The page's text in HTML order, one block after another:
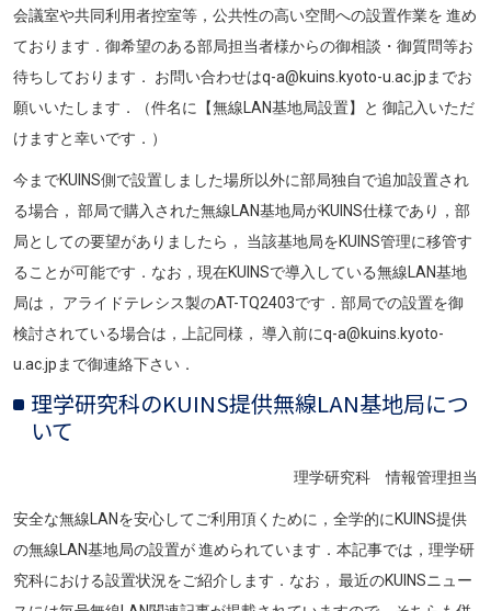
会議室や共同利用者控室等，公共性の高い空間への設置作業を 進め
ております．御希望のある部局担当者様からの御相談・御質問等お
待ちしております． お問い合わせはq-a@kuins.kyoto-u.ac.jpまでお
願いいたします．（件名に【無線LAN基地局設置】と 御記入いただ
けますと幸いです．）
今までKUINS側で設置しました場所以外に部局独自で追加設置され
る場合， 部局で購入された無線LAN基地局がKUINS仕様であり，部
局としての要望がありましたら， 当該基地局をKUINS管理に移管す
ることが可能です．なお，現在KUINSで導入している無線LAN基地
局は， アライドテレシス製のAT-TQ2403です．部局での設置を御
検討されている場合は，上記同様， 導入前にq-a@kuins.kyoto-
u.ac.jpまで御連絡下さい．
理学研究科のKUINS提供無線LAN基地局につ
いて
理学研究科 情報管理担当
安全な無線LANを安心してご利用頂くために，全学的にKUINS提供
の無線LAN基地局の設置が 進められています．本記事では，理学研
究科における設置状況をご紹介します．なお， 最近のKUINSニュー